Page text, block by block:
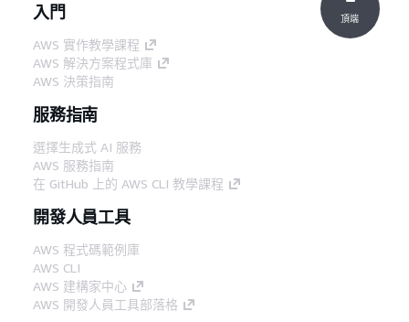
入門
AWS 實作教學課程
AWS 解決方案程式庫
AWS 決策指南
服務指南
選擇生成式 AI 服務
AWS 服務指南
在 GitHub 上的 AWS CLI 教學課程
開發人員工具
AWS 程式碼範例庫
AWS CLI
AWS 建構家中心
AWS 開發人員工具部落格
頂端